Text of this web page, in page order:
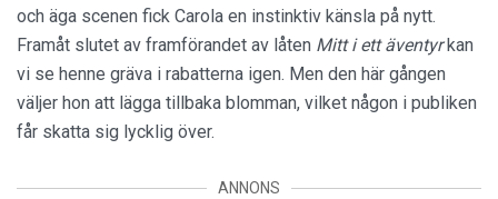
och äga scenen fick Carola en instinktiv känsla på nytt.
Framåt slutet av framförandet av låten Mitt i ett äventyrkan
vi se henne gräva i rabatterna igen. Men den här gången
väljer hon att lägga tillbaka blomman, vilket någon i publiken
får skatta sig lycklig över.
ANNONS